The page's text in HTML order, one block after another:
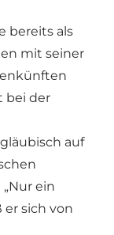
bereits als
mit seiner
bei der
auf
ein
er sich von